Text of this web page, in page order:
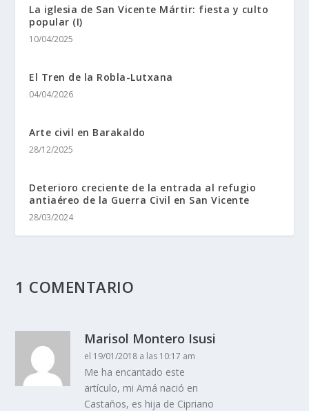
La iglesia de San Vicente Mártir: fiesta y culto
popular (I)
10/04/2025
El Tren de la Robla-Lutxana
04/04/2026
Arte civil en Barakaldo
28/12/2025
Deterioro creciente de la entrada al refugio
antiaéreo de la Guerra Civil en San Vicente
28/03/2024
1 COMENTARIO
Marisol Montero Isusi
el 19/01/2018 a las 10:17 am
Me ha encantado este
artículo, mi Amá nació en
Castaños, es hija de Cipriano